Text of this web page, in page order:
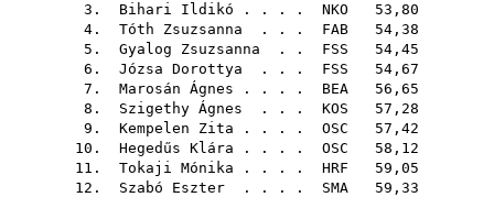
3. Bihari Ildikó . . . . NKO 53,80
4. Tóth Zsuzsanna . . . FAB 54,38
5. Gyalog Zsuzsanna . . FSS 54,45
6. Józsa Dorottya . . . FSS 54,67
7. Marosán Ágnes . . . . BEA 56,65
8. Szigethy Ágnes . . . KOS 57,28
9. Kempelen Zita . . . . OSC 57,42
10. Hegedűs Klára . . . . OSC 58,12
11. Tokaji Mónika . . . . HRF 59,05
12. Szabó Eszter . . . . SMA 59,33